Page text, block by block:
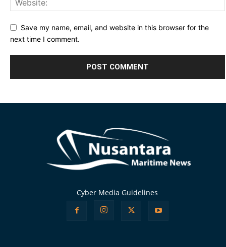
Save my name, email, and website in this browser for the
next time I comment.
Cyber Media Guidelines